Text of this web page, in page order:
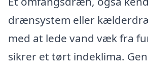
drænsystem eller
med at lede vand væk fra
sikrer et tørt indeklima.